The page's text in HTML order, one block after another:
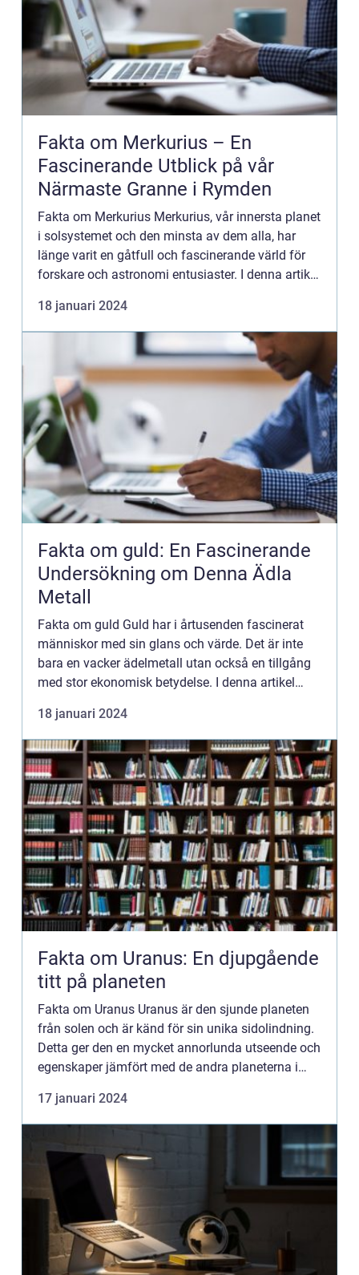
Fakta om Merkurius – En
Fascinerande Utblick på vår
Närmaste Granne i Rymden
Fakta om Merkurius Merkurius, vår innersta planet
i solsystemet och den minsta av dem alla, har
länge varit en gåtfull och fascinerande värld för
forskare och astronomi entusiaster. I denna artikel
des...
18 januari 2024
Fakta om guld: En Fascinerande
Undersökning om Denna Ädla
Metall
Fakta om guld Guld har i årtusenden fascinerat
människor med sin glans och värde. Det är inte
bara en vacker ädelmetall utan också en tillgång
med stor ekonomisk betydelse. I denna artikel
utforska dess olik...
18 januari 2024
Fakta om Uranus: En djupgående
titt på planeten
Fakta om Uranus Uranus är den sjunde planeten
från solen och är känd för sin unika sidolindning.
Detta ger den en mycket annorlunda utseende och
egenskaper jämfört med de andra planeterna i
utforska Uranu...
17 januari 2024